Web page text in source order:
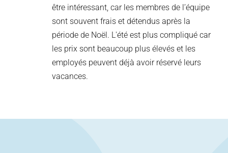
être intéressant, car les membres de l’équipe
sont souvent frais et détendus après la
période de Noël. L'été est plus compliqué car
les prix sont beaucoup plus élevés et les
employés peuvent déjà avoir réservé leurs
vacances.